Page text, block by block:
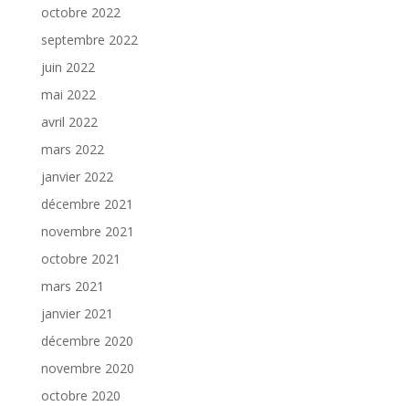
octobre 2022
septembre 2022
juin 2022
mai 2022
avril 2022
mars 2022
janvier 2022
décembre 2021
novembre 2021
octobre 2021
mars 2021
janvier 2021
décembre 2020
novembre 2020
octobre 2020